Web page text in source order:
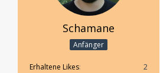
Schamane
Anfänger
Erhaltene Likes
2